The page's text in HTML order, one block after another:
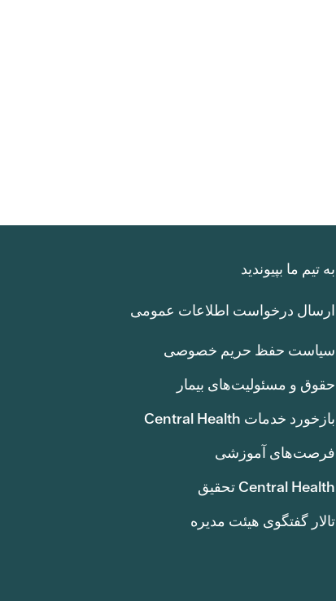
به تیم ما بپیوندید
ارسال درخواست اطلاعات عمومی
سیاست حفظ حریم خصوصی
حقوق و مسئولیت‌های بیمار
بازخورد خدمات Central Health
فرصت‌های آموزشی
Central Health تحقیق
تالار گفتگوی هیئت مدیره